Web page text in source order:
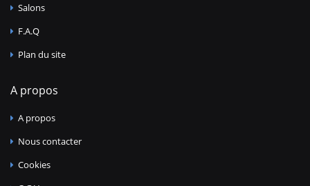
Salons
F.A.Q
Plan du site
A propos
A propos
Nous contacter
Cookies